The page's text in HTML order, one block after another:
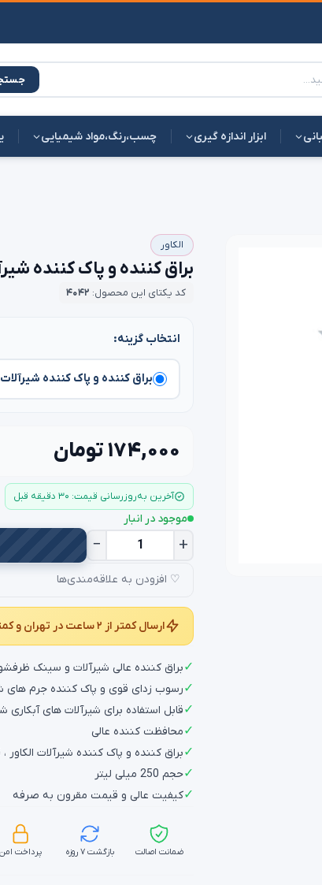
ابزار اندازه گیری چسب،رنگ،مواد شیمیایی
الکاور
براق کننده و پاک کننده
کد یکتای این محصول: ۴۰۴۲
انتخاب گزینه:
براق کننده و پاک کننده
۱۷۴,۰۰۰ تومان
آخرین به‌روزرسانی قیمت: ۳۰ دقیقه قبل
موجود در انبار
− +
♡ افزودن به علاقه‌مندی‌ها
ارسال کمتر از ۲ ساعت در تهران و کمتر از ۲۴ ساعت در سراسر کشور
✓براق کننده عالی شیرآلات و سینک
✓رسوب زدای قوی و پاک کننده جرم های
✓قابل استفاده برای شیرآلات های آبکاری
✓محافظت کننده عالی
✓براق کننده و پاک کننده شیرآلات
✓حجم 250 میلی لیتر
✓کیفیت عالی و قیمت مقرون به صرفه
ضمانت اصالت بازگشت ۷ روزه پرداخت امن